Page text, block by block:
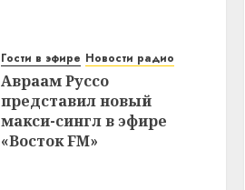
Гости в эфире Новости радио
Авраам Руссо
представил новый
макси-сингл в эфире
«Восток FM»